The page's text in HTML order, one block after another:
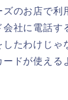
のお店で利
会社に電話す
たわけじゃ
ドが使える